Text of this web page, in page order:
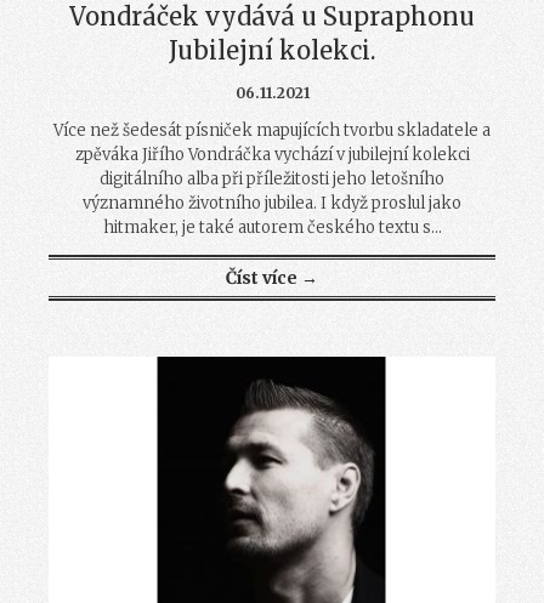
Vondráček vydává u Supraphonu
Jubilejní kolekci.
06.11.2021
Více než šedesát písniček mapujících tvorbu skladatele a
zpěváka Jiřího Vondráčka vychází v jubilejní kolekci
digitálního alba při příležitosti jeho letošního
významného životního jubilea. I když proslul jako
hitmaker, je také autorem českého textu s...
Číst více →